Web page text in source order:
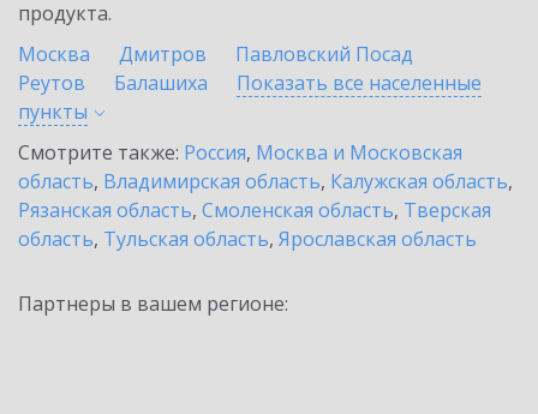
продукта.
Москва
Дмитров
Павловский Посад
Реутов
Балашиха
Показать все населенные
пункты
Смотрите также: Россия, Москва и Московская
область, Владимирская область, Калужская область,
Рязанская область, Смоленская область, Тверская
область, Тульская область, Ярославская область
Партнеры в вашем регионе: